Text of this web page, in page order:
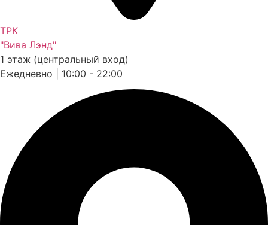
ТРК
"Вива Лэнд"
1 этаж (центральный вход)
Ежедневно | 10:00 - 22:00